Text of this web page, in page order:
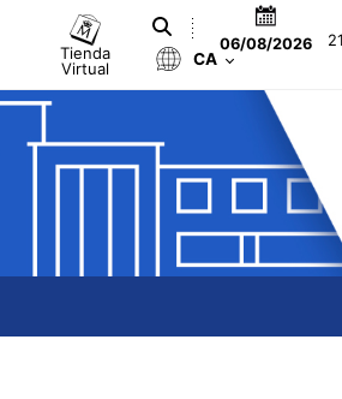
Tienda
Virtual
06/08/2026
CA